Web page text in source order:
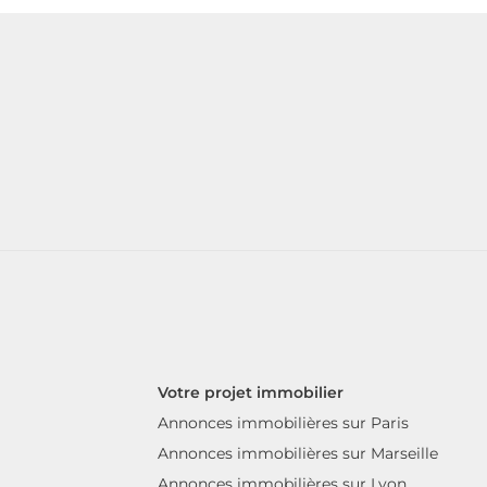
Votre projet immobilier
Annonces immobilières sur Paris
Annonces immobilières sur Marseille